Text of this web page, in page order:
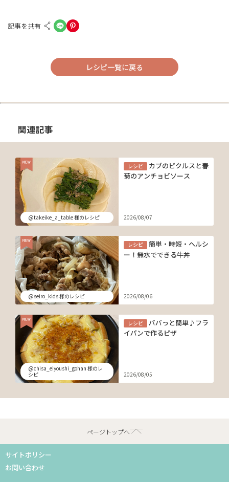
記事を共有
レシピ一覧に戻る
関連記事
@takeike_a_table 様のレシピ
レシピ
カブのピクルスと春
菊のアンチョビソース
2026/08/07
@seiro_kids 様のレシピ
レシピ
簡単・時短・ヘルシ
ー！無水でできる牛丼
2026/08/06
@chisa_eiyoushi_gohan 様のレ
シピ
レシピ
パパっと簡単♪フラ
イパンで作るピザ
2026/08/05
ページトップへ
サイトポリシー
お問い合わせ